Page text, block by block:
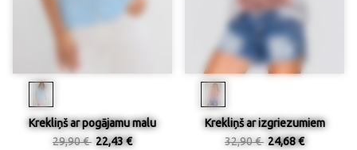
Krekliņš ar pogājamu malu
29,90 € 22,43 €
Krekliņš ar izgriezumiem
32,90 € 24,68 €